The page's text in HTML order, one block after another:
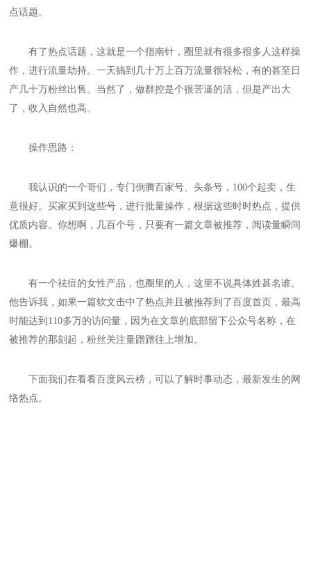
点话题。
有了热点话题，这就是一个指南针，圈里就有很多很多人这样操
作，进行流量劫持。一天搞到几十万上百万流量很轻松，有的甚至日
产几十万粉丝出售。当然了，做群控是个很苦逼的活，但是产出大
了，收入自然也高。
操作思路：
我认识的一个哥们，专门倒腾百家号、头条号，100个起卖，生
意很好。买家买到这些号，进行批量操作，根据这些时时热点，提供
优质内容。你想啊，几百个号，只要有一篇文章被推荐，阅读量瞬间
爆棚。
有一个祛痘的女性产品，也圈里的人，这里不说具体姓甚名谁。
他告诉我，如果一篇软文击中了热点并且被推荐到了百度首页，最高
时能达到110多万的访问量，因为在文章的底部留下公众号名称，在
被推荐的那刻起，粉丝关注量蹭蹭往上增加。
下面我们在看看百度风云榜，可以了解时事动态，最新发生的网
络热点。